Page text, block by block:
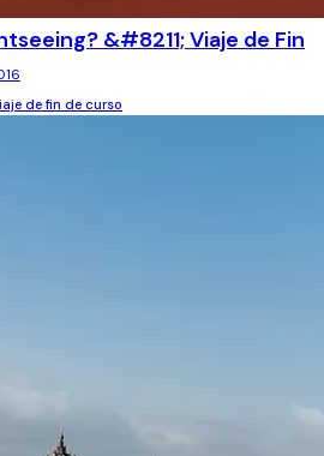
&#8211; Viaje de Fin
de fin de curso